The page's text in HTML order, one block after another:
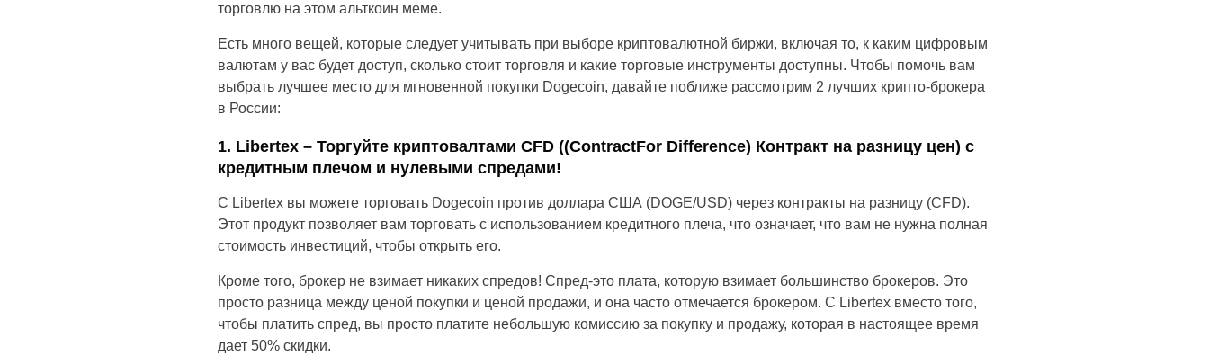
Thailand
Turkey
торговлю на этом альткоин меме.
Есть много вещей, которые следует учитывать при выборе криптовалютной биржи, включая то, к каким цифровым
валютам у вас будет доступ, сколько стоит торговля и какие торговые инструменты доступны. Чтобы помочь вам
выбрать лучшее место для мгновенной покупки Dogecoin, давайте поближе рассмотрим 2 лучших крипто-брокера
в России:
1. Libertex – Торгуйте криптовалтами CFD ((ContractFor Difference) Контракт на разницу цен) с
кредитным плечом и нулевыми спредами!
С Libertex вы можете торговать Dogecoin против доллара США (DOGE/USD) через контракты на разницу (CFD).
Этот продукт позволяет вам торговать с использованием кредитного плеча, что означает, что вам не нужна полная
стоимость инвестиций, чтобы открыть его.
Кроме того, брокер не взимает никаких спредов! Спред-это плата, которую взимает большинство брокеров. Это
просто разница между ценой покупки и ценой продажи, и она часто отмечается брокером. С Libertex вместо того,
чтобы платить спред, вы просто платите небольшую комиссию за покупку и продажу, которая в настоящее время
дает 50% скидки.